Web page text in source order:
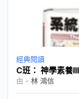
經典閱讀
C班： 神學素養
由 - 林 鴻信